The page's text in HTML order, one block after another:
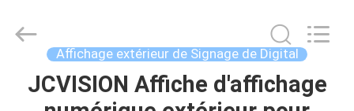
Interactive
Technology
Reserved.
Affichage extérieur de Signage de Digital
JCVISION Affiche d'affichage